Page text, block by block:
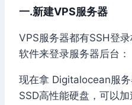
一.新建VPS服务器
VPS服务器都有SSH登
软件来登录服务器后台：
现在拿 Digitalocean服
SSD高性能硬盘，可以加